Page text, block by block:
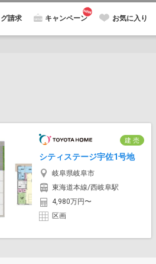
請求 キャンペーン お気に入り
建 売
シティステージ宇佐1号地
岐阜県岐阜市
東海道本線/西岐阜駅
4,980万円〜
区画